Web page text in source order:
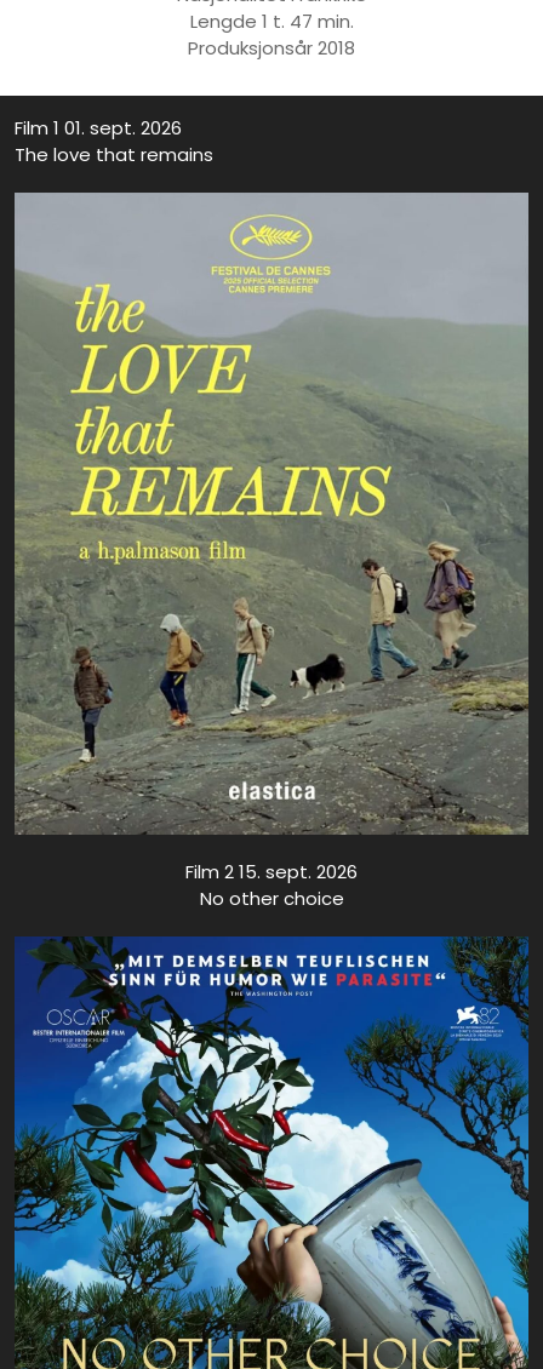
Lengde 1 t. 47 min.
Produksjonsår 2018
Film 1 01. sept. 2026
The love that remains
Film 2 15. sept. 2026
No other choice